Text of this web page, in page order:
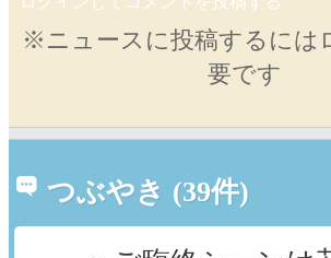
※ニュースに投稿するには
要です
つぶやき (39件)